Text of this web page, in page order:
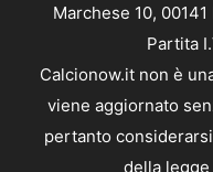
Marchese 10,
Partita
Calcionow.it non è
viene aggiornato
pertanto
della legge